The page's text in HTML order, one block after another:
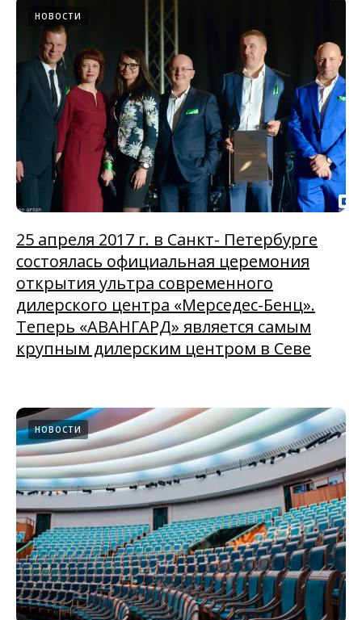
НОВОСТИ
25 апреля 2017 г. в Санкт- Петербурге
состоялась официальная церемония
открытия ультра современного
дилерского центра «Мерседес-Бенц».
Теперь «АВАНГАРД» является самым
крупным дилерским центром в Севе
НОВОСТИ